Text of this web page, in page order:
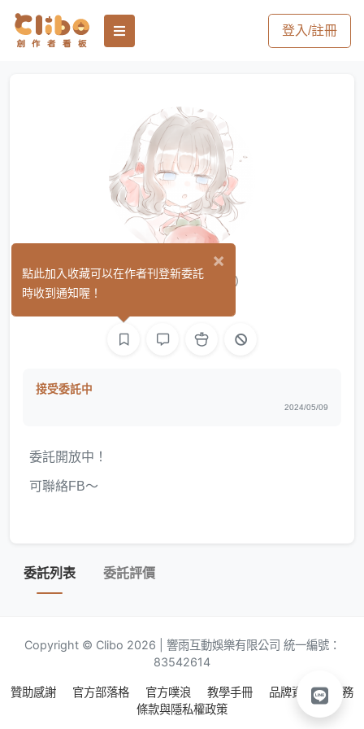
登入/註冊
Fan Tuan (0)
接受委託中
2024/05/09
委託開放中！
可聯絡FB～
委託列表 委託評價
Copyright © Clibo 2026 | 響雨互動娛樂有限公司 統一編號：
83542614
贊助感謝 官方部落格 官方噗浪 教學手冊 品牌資源
服務
條款與隱私權政策
×
點此加入收藏可以在作者刊登新委託
時收到通知喔！